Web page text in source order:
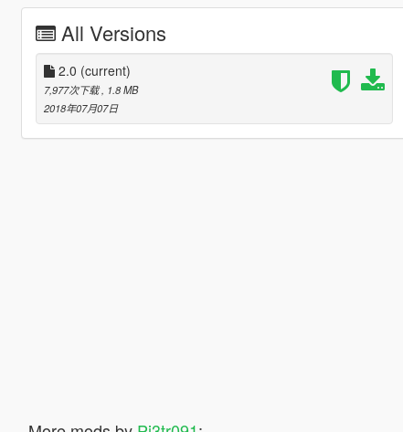
All Versions
2.0 (current)
7,977次下载 , 1.8 MB
2018年07月07日